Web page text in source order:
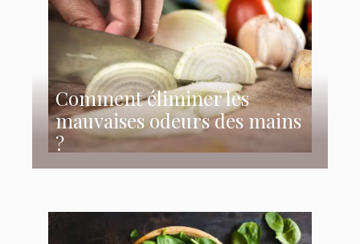
Comment éliminer les
mauvaises odeurs des mains
?